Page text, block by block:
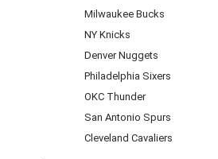
Milwaukee Bucks
NY Knicks
Denver Nuggets
Philadelphia Sixers
OKC Thunder
San Antonio Spurs
Cleveland Cavaliers